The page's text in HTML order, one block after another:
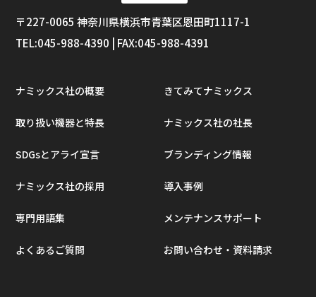
〒227-0065 神奈川県横浜市⻘葉区恩田町1117-1
TEL:045-988-4390 | FAX:045-988-4391
ナミックス社の概要 きてみてナミックス
取り扱い機器と特長 ナミックス社の社長
SDGsとアライ宣言 ブランディング情報
ナミックス社の採用 導入事例
専門用語集 メンテナンスサポート
よくあるご質問 お問い合わせ・資料請求